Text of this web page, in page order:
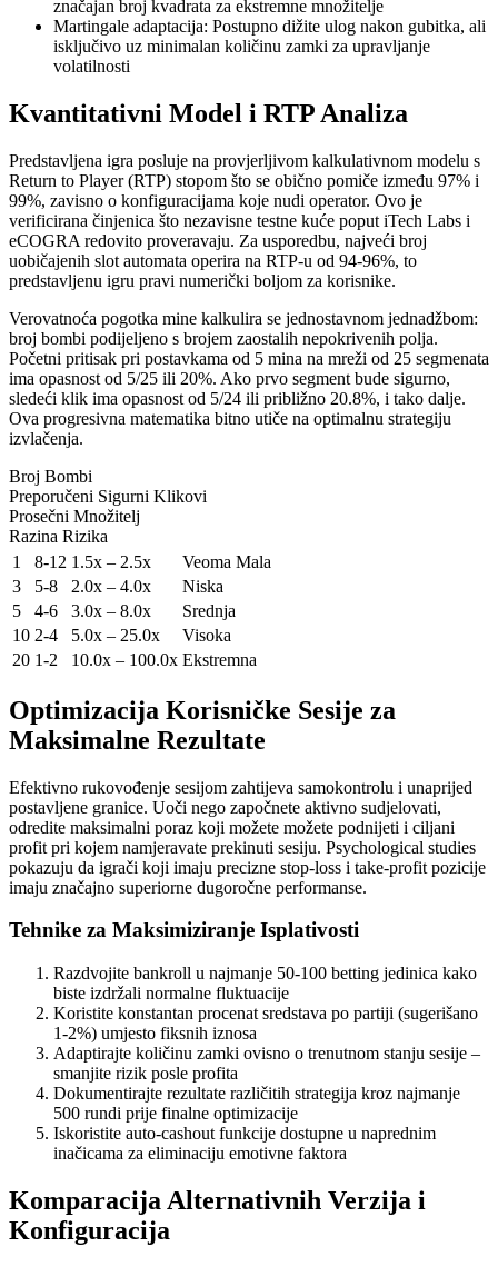
značajan broj kvadrata za ekstremne množitelje
Martingale adaptacija: Postupno dižite ulog nakon gubitka, ali
isključivo uz minimalan količinu zamki za upravljanje
volatilnosti
Kvantitativni Model i RTP Analiza
Predstavljena igra posluje na provjerljivom kalkulativnom modelu s
Return to Player (RTP) stopom što se obično pomiče između 97% i
99%, zavisno o konfiguracijama koje nudi operator. Ovo je
verificirana činjenica što nezavisne testne kuće poput iTech Labs i
eCOGRA redovito proveravaju. Za usporedbu, najveći broj
uobičajenih slot automata operira na RTP-u od 94-96%, to
predstavljenu igru pravi numerički boljom za korisnike.
Verovatnoća pogotka mine kalkulira se jednostavnom jednadžbom:
broj bombi podijeljeno s brojem zaostalih nepokrivenih polja.
Početni pritisak pri postavkama od 5 mina na mreži od 25 segmenata
ima opasnost od 5/25 ili 20%. Ako prvo segment bude sigurno,
sledeći klik ima opasnost od 5/24 ili približno 20.8%, i tako dalje.
Ova progresivna matematika bitno utiče na optimalnu strategiju
izvlačenja.
Broj Bombi
Preporučeni Sigurni Klikovi
Prosečni Množitelj
Razina Rizika
1
8-12 1.5x – 2.5x
Veoma Mala
3
5-8 2.0x – 4.0x
Niska
5
4-6 3.0x – 8.0x
Srednja
10 2-4 5.0x – 25.0x
Visoka
20 1-2 10.0x – 100.0x Ekstremna
Optimizacija Korisničke Sesije za
Maksimalne Rezultate
Efektivno rukovođenje sesijom zahtijeva samokontrolu i unaprijed
postavljene granice. Uoči nego započnete aktivno sudjelovati,
odredite maksimalni poraz koji možete možete podnijeti i ciljani
profit pri kojem namjeravate prekinuti sesiju. Psychological studies
pokazuju da igrači koji imaju precizne stop-loss i take-profit pozicije
imaju značajno superiorne dugoročne performanse.
Tehnike za Maksimiziranje Isplativosti
Razdvojite bankroll u najmanje 50-100 betting jedinica kako
biste izdržali normalne fluktuacije
Koristite konstantan procenat sredstava po partiji (sugerišano
1-2%) umjesto fiksnih iznosa
Adaptirajte količinu zamki ovisno o trenutnom stanju sesije –
smanjite rizik posle profita
Dokumentirajte rezultate različitih strategija kroz najmanje
500 rundi prije finalne optimizacije
Iskoristite auto-cashout funkcije dostupne u naprednim
inačicama za eliminaciju emotivne faktora
Komparacija Alternativnih Verzija i
Konfiguracija